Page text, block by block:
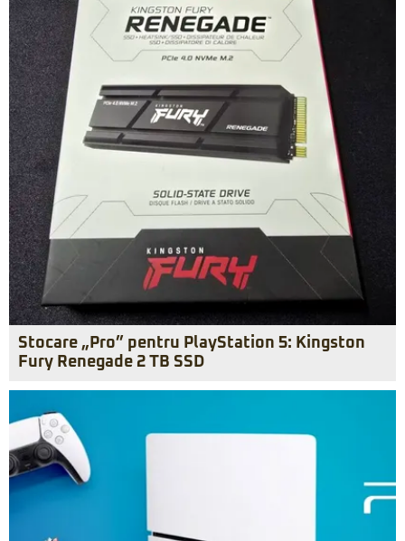
Stocare „Pro” pentru PlayStation 5: Kingston
Fury Renegade 2 TB SSD